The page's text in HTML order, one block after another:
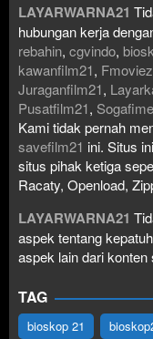
LAYARWARNA21
hubungan kerja
rebahin, cgvindo,
kawanfilm21, Fmoviez
Juraganfilm21,
Pusatfilm21, Sogafime
Kami tidak pernah
savefilm21 ini. Situs
situs pihak ketiga
Racaty, Openload,
LAYARWARNA21
aspek tentang
aspek lain dari
TAG
bioskop 21